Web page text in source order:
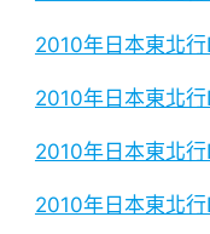
2010年日本東北
2010年日本東北
2010年日本東北
2010年日本東北